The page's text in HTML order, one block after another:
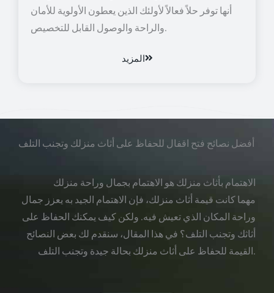
أنها توفر حلاً فعالاً لأولئك الذين يعطون الأولوية للأمان
والراحة والوصول القابل للتخصيص.
المزيد
أفضل نصائح فتح اقفال للحفاظ على أثاث منزلك وتجنب التلف
الاهتمام بأثاث منزلك هو الاهتمام بجمال وراحة منزلك
مهما كانت قيمة أثاث منزلك، فإن الاهتمام الجيد به يعزز جمال
وراحة المكان الذي تعيش فيه. ولكن كيف يمكنك الحفاظ على
أثاثك وتجنب التلف؟ في هذا المقال، سنقدم لك بعض النصائح
القيمة للحفاظ على أثاث منزلك بحالة جيدة وتجنب التلف.